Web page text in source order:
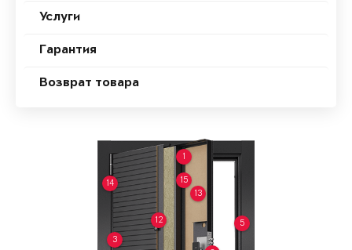
Услуги
Гарантия
Возврат товара
1
3
5
12
13
14 15